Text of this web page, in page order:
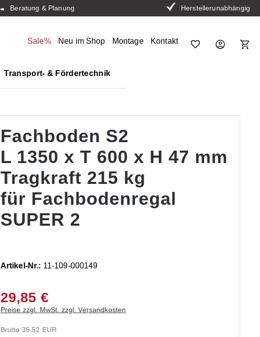
Beratung & Planung Herstellerunabhängig
Sale% Neu im Shop Montage Kontakt
Transport- & Fördertechnik
Fachboden S2
L 1350 x T 600 x H 47 mm
Tragkraft 215 kg
für Fachbodenregal
SUPER 2
Artikel-Nr.: 11-109-000149
29,85 €
Preise zzgl. MwSt. zzgl. Versandkosten
Brutto:35.52 EUR